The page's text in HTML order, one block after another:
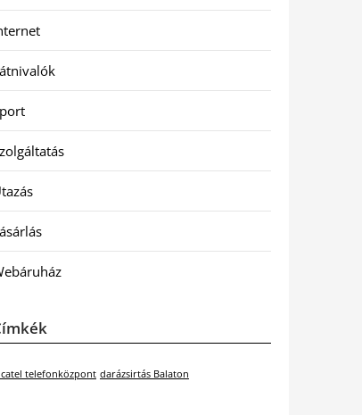
telefonközpont darázsirtás Balaton